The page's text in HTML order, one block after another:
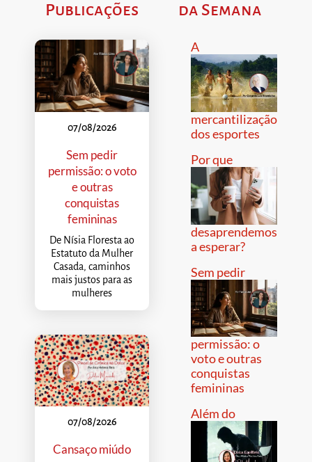
Publicações
07/08/2026
Sem pedir
permissão: o voto
e outras
conquistas
femininas
De Nísia Floresta ao
Estatuto da Mulher
Casada, caminhos
mais justos para as
mulheres
07/08/2026
Cansaço miúdo
da Semana
A
mercantilização
dos esportes
Por que
desaprendemos
a esperar?
Sem pedir
permissão: o
voto e outras
conquistas
femininas
Além do